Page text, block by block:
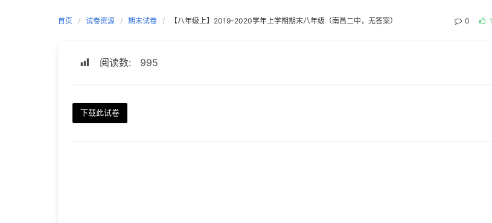
首页 试卷资源 期末试卷 【八年级上】2019-2020学年上学期期末八年级（南昌二中，无答案） 0 1
阅读数: 995
下载此试卷